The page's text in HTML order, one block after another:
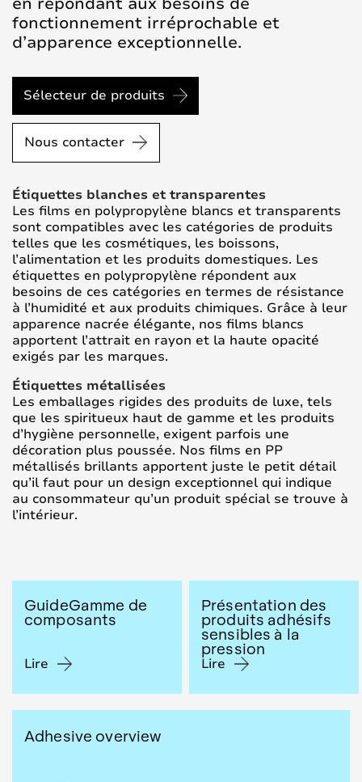
fonctionnement irréprochable et
d’apparence exceptionnelle.
Sélecteur de produits
Nous contacter
Étiquettes blanches et transparentes
Les films en polypropylène blancs et transparents
sont compatibles avec les catégories de produits
telles que les cosmétiques, les boissons,
l’alimentation et les produits domestiques. Les
étiquettes en polypropylène répondent aux
besoins de ces catégories en termes de résistance
à l’humidité et aux produits chimiques. Grâce à leur
apparence nacrée élégante, nos films blancs
apportent l’attrait en rayon et la haute opacité
exigés par les marques.
Étiquettes métallisées
Les emballages rigides des produits de luxe, tels
que les spiritueux haut de gamme et les produits
d’hygiène personnelle, exigent parfois une
décoration plus poussée. Nos films en PP
métallisés brillants apportent juste le petit détail
qu’il faut pour un design exceptionnel qui indique
au consommateur qu’un produit spécial se trouve à
l’intérieur.
GuideGamme de
composants
Lire
Présentation des
produits adhésifs
sensibles à la
pression
Lire
Adhesive overview